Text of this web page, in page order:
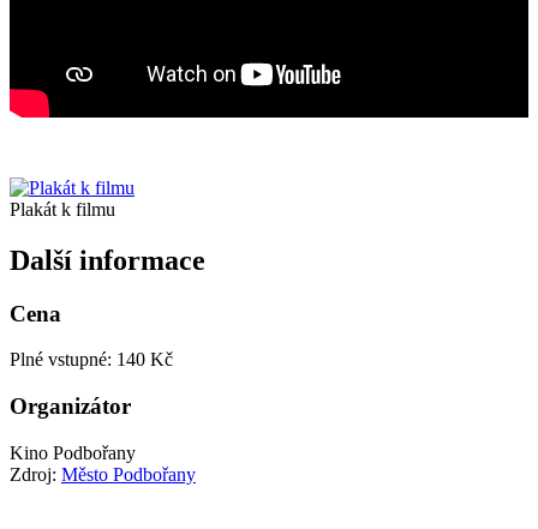
Plakát k filmu
Další informace
Cena
Plné vstupné: 140 Kč
Organizátor
Kino Podbořany
Zdroj: Město Podbořany